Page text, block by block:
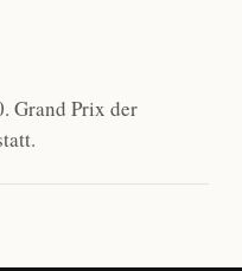
Grand Prix der